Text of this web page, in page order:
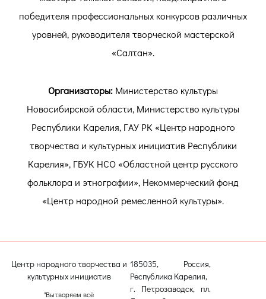
победителя профессиональных конкурсов различных
уровней, руководителя творческой мастерской
«Салтан».
Организаторы: Министерство культуры
Новосибирской области, Министерство культуры
Республики Карелия, ГАУ РК «Центр народного
творчества и культурных инициатив Республики
Карелия», ГБУК НСО «Областной центр русского
фольклора и этнографии», Некоммерческий фонд
«Центр народной ремесленной культуры».
Центр народного творчества и
культурных инициатив
"Вытворяем всё
185035, Россия,
Республика Карелия,
г. Петрозаводск, пл.